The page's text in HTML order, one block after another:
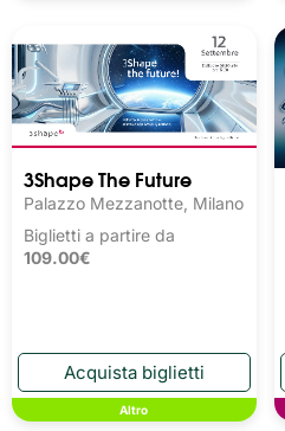
3Shape The Future
Palazzo Mezzanotte, Milano
Biglietti a partire da
109.00€
Altro